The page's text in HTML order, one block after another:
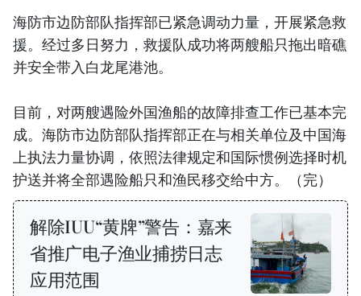
海防市边防部队指挥部已紧急调动力量，开展紧急救
援。经过多日努力，救援队成功将两艘船只拖出暗礁
并安全带入白龙尾港池。
目前，对两艘遇险外国渔船的故障排查工作已基本完
成。海防市边防部队指挥部正在与相关单位及中国海
上执法力量协调，依照法律规定和国际惯例选择时机
护送并将全部遇险船只和渔民移交给中方。（完）
解除IUU“黄牌”警告：嘉来
省推广电子渔业捕捞日志
应用范围